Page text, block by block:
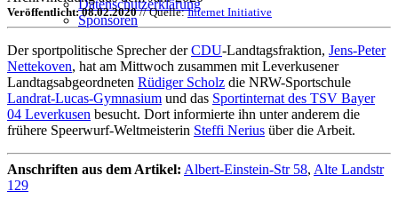
Datenschutzerklärung
Sponsoren
Veröffentlicht: 08.02.2020// Quelle:Internet Initiative
Der sportpolitische Sprecher derCDU-Landtagsfraktion, Jens-Peter
Nettekoven, hat am Mittwoch zusammen mit Leverkusener
Landtagsabgeordneten Rüdiger Scholz die NRW-Sportschule
Landrat-Lucas-Gymnasium und das Sportinternat des TSV Bayer
04 Leverkusen besucht. Dort informierte ihn unter anderem die
frühere Speerwurf-Weltmeisterin Steffi Nerius über die Arbeit.
Anschriften aus dem Artikel: Albert-Einstein-Str 58, Alte Landstr
129